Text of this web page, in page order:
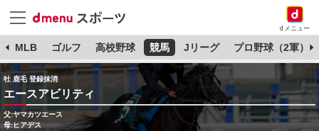
dメニュー
MLB ゴルフ 高校野球 競馬 Jリーグ プロ野球（2軍）
牡 鹿毛 登録抹消
エースアビリティ
父:ヤマカツエース
母:ヒアデス